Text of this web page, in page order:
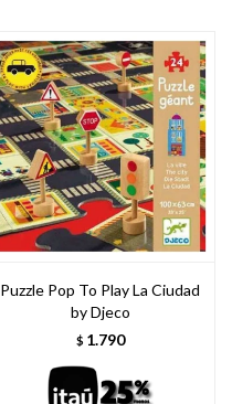
Puzzle Pop To Play La Ciudad
by Djeco
$ 1.790